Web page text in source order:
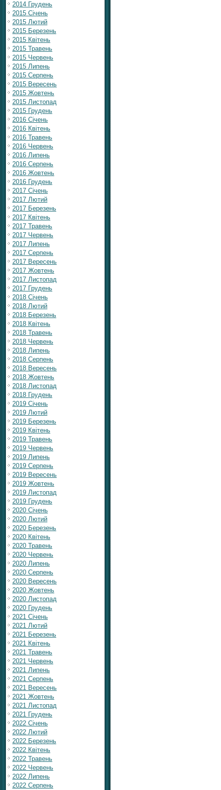
2014 Грудень
2015 Січень
2015 Лютий
2015 Березень
2015 Квітень
2015 Травень
2015 Червень
2015 Липень
2015 Серпень
2015 Вересень
2015 Жовтень
2015 Листопад
2015 Грудень
2016 Січень
2016 Квітень
2016 Травень
2016 Червень
2016 Липень
2016 Серпень
2016 Жовтень
2016 Грудень
2017 Січень
2017 Лютий
2017 Березень
2017 Квітень
2017 Травень
2017 Червень
2017 Липень
2017 Серпень
2017 Вересень
2017 Жовтень
2017 Листопад
2017 Грудень
2018 Січень
2018 Лютий
2018 Березень
2018 Квітень
2018 Травень
2018 Червень
2018 Липень
2018 Серпень
2018 Вересень
2018 Жовтень
2018 Листопад
2018 Грудень
2019 Січень
2019 Лютий
2019 Березень
2019 Квітень
2019 Травень
2019 Червень
2019 Липень
2019 Серпень
2019 Вересень
2019 Жовтень
2019 Листопад
2019 Грудень
2020 Січень
2020 Лютий
2020 Березень
2020 Квітень
2020 Травень
2020 Червень
2020 Липень
2020 Серпень
2020 Вересень
2020 Жовтень
2020 Листопад
2020 Грудень
2021 Січень
2021 Лютий
2021 Березень
2021 Квітень
2021 Травень
2021 Червень
2021 Липень
2021 Серпень
2021 Вересень
2021 Жовтень
2021 Листопад
2021 Грудень
2022 Січень
2022 Лютий
2022 Березень
2022 Квітень
2022 Травень
2022 Червень
2022 Липень
2022 Серпень